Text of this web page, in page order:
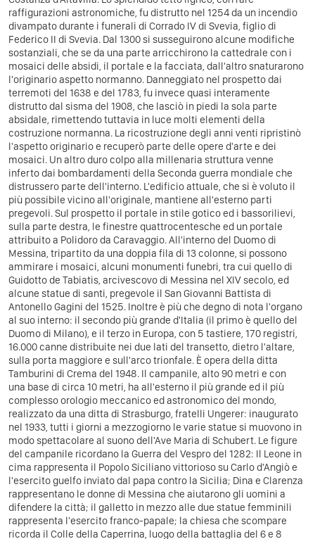
raffigurazioni astronomiche, fu distrutto nel 1254 da un incendio
divampato durante i funerali di Corrado IV di Svevia, figlio di
Federico II di Svevia. Dal 1300 si susseguirono alcune modifiche
sostanziali, che se da una parte arricchirono la cattedrale con i
mosaici delle absidi, il portale e la facciata, dall'altro snaturarono
l'originario aspetto normanno. Danneggiato nel prospetto dai
terremoti del 1638 e del 1783, fu invece quasi interamente
distrutto dal sisma del 1908, che lasciò in piedi la sola parte
absidale, rimettendo tuttavia in luce molti elementi della
costruzione normanna. La ricostruzione degli anni venti ripristinò
l'aspetto originario e recuperò parte delle opere d'arte e dei
mosaici. Un altro duro colpo alla millenaria struttura venne
inferto dai bombardamenti della Seconda guerra mondiale che
distrussero parte dell'interno. L'edificio attuale, che si è voluto il
più possibile vicino all'originale, mantiene all'esterno parti
pregevoli. Sul prospetto il portale in stile gotico ed i bassorilievi,
sulla parte destra, le finestre quattrocentesche ed un portale
attribuito a Polidoro da Caravaggio. All'interno del Duomo di
Messina, tripartito da una doppia fila di 13 colonne, si possono
ammirare i mosaici, alcuni monumenti funebri, tra cui quello di
Guidotto de Tabiatis, arcivescovo di Messina nel XIV secolo, ed
alcune statue di santi, pregevole il San Giovanni Battista di
Antonello Gagini del 1525. Inoltre è più che degno di nota l'organo
al suo interno: il secondo più grande d'Italia (il primo è quello del
Duomo di Milano), e il terzo in Europa, con 5 tastiere, 170 registri,
16.000 canne distribuite nei due lati del transetto, dietro l'altare,
sulla porta maggiore e sull'arco trionfale. È opera della ditta
Tamburini di Crema del 1948. Il campanile, alto 90 metri e con
una base di circa 10 metri, ha all'esterno il più grande ed il più
complesso orologio meccanico ed astronomico del mondo,
realizzato da una ditta di Strasburgo, fratelli Ungerer: inaugurato
nel 1933, tutti i giorni a mezzogiorno le varie statue si muovono in
modo spettacolare al suono dell'Ave Maria di Schubert. Le figure
del campanile ricordano la Guerra del Vespro del 1282: Il Leone in
cima rappresenta il Popolo Siciliano vittorioso su Carlo d'Angiò e
l'esercito guelfo inviato dal papa contro la Sicilia; Dina e Clarenza
rappresentano le donne di Messina che aiutarono gli uomini a
difendere la città; il galletto in mezzo alle due statue femminili
rappresenta l'esercito franco-papale; la chiesa che scompare
ricorda il Colle della Caperrina, luogo della battaglia del 6 e 8